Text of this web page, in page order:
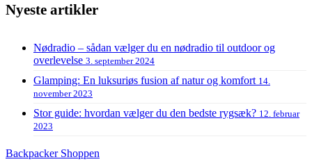
Nyeste artikler
Nødradio – sådan vælger du en nødradio til outdoor og
overlevelse 3. september 2024
Glamping: En luksuriøs fusion af natur og komfort 14.
november 2023
Stor guide: hvordan vælger du den bedste rygsæk? 12. februar
2023
Backpacker Shoppen